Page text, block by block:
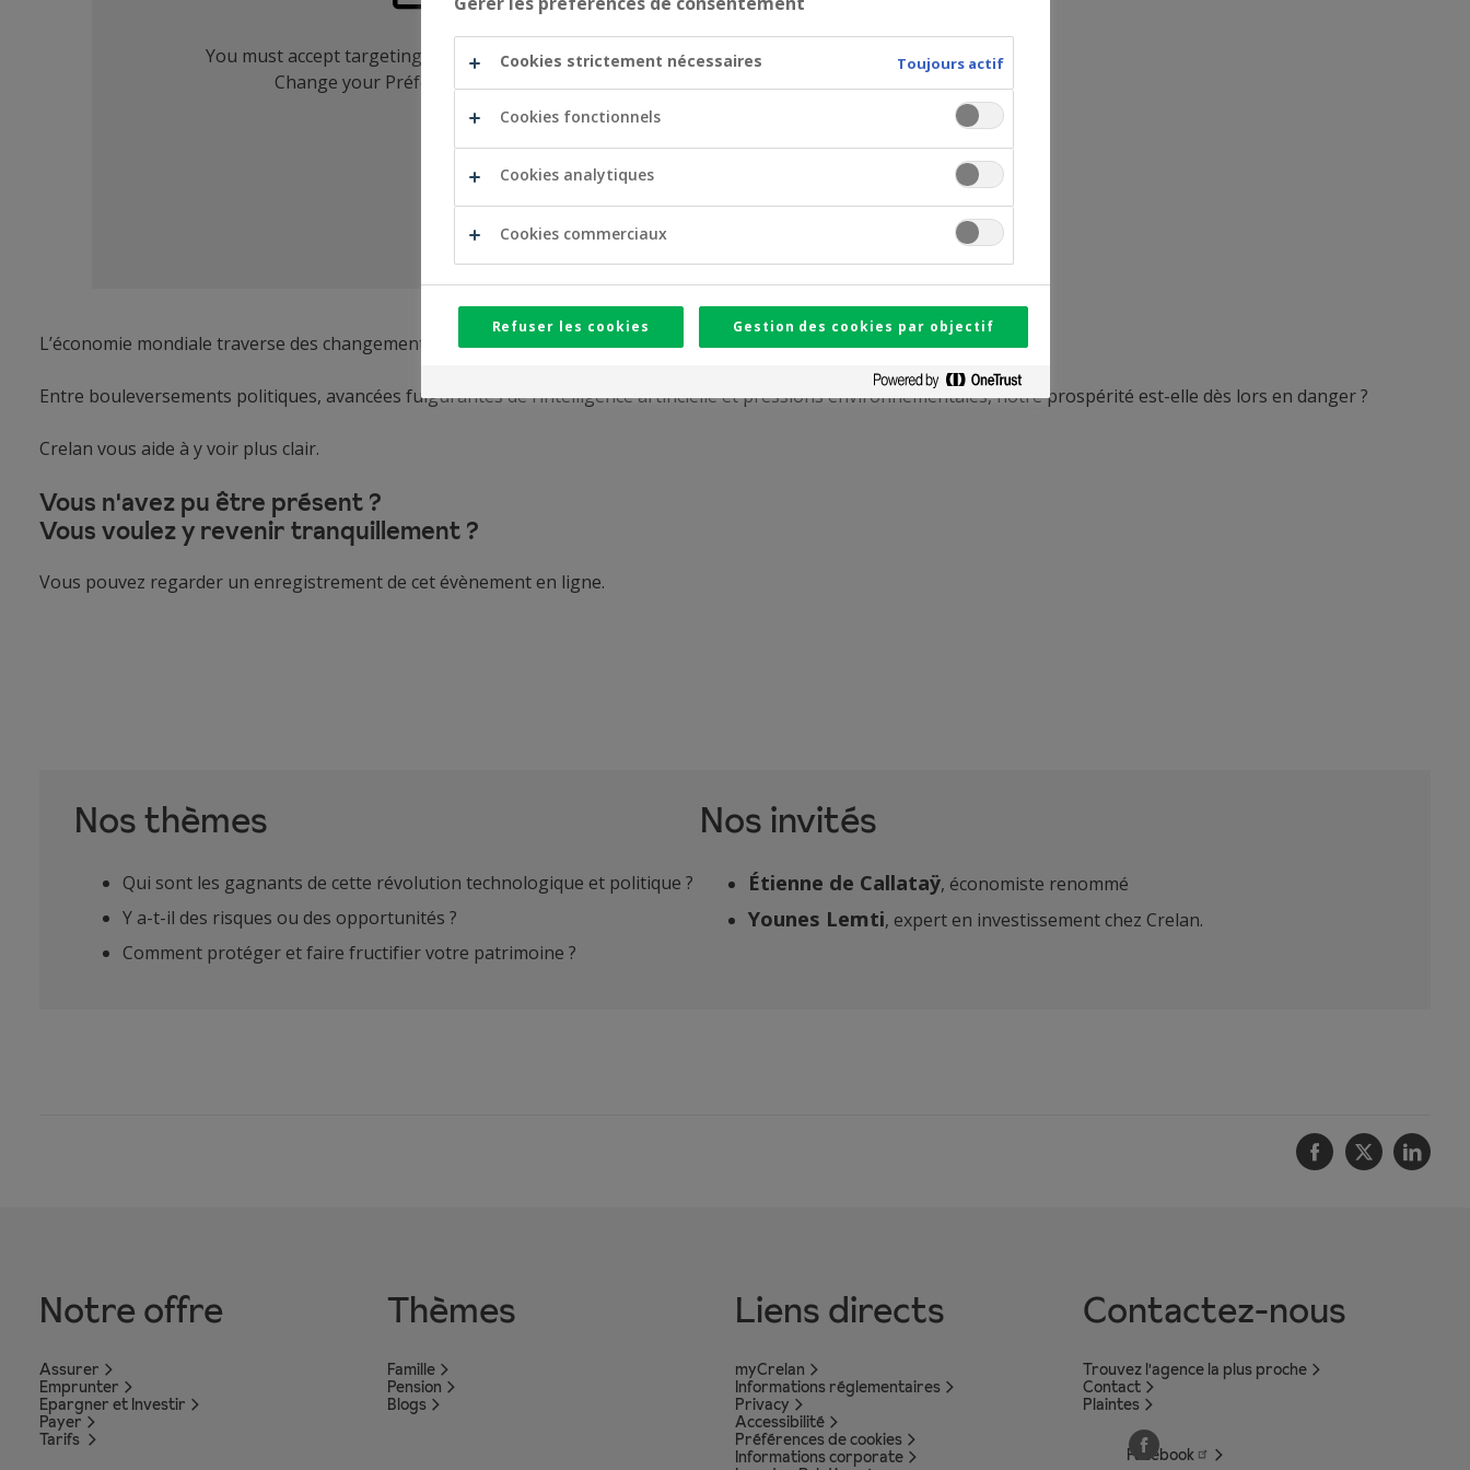
L’économie mondiale traverse des changements sans précédent.
Entre bouleversements politiques, avancées fulgurantes de l’intelligence artificielle et pressions environnementales, notre prospérité est-elle dès lors en danger ?
Crelan vous aide à y voir plus clair.
Vous n'avez pu être présent ?
Vous voulez y revenir tranquillement ?
Vous pouvez regarder un enregistrement de cet évènement en ligne.
Nos thèmes
Qui sont les gagnants de cette révolution technologique et politique ?
Y a-t-il des risques ou des opportunités ?
Comment protéger et faire fructifier votre patrimoine ?
Nos invités
Étienne de Callataÿ, économiste renommé
Younes Lemti, expert en investissement chez Crelan.
Facebook
Twitter
Notre offre
Assurer
Emprunter
Epargner et Investir
Payer
Tarifs
Thèmes
Famille
Pension
Blogs
Liens directs
myCrelan
Informations réglementaires
Privacy
Accessibilité
Préférences de cookies
Informations corporate
Contactez-nous
Trouvez l'agence la plus proche
Contact
Plaintes
Facebook
Cookies strictement nécessaires Toujours actif
Cookies fonctionnels
Cookies analytiques
Cookies commerciaux
Refuser les cookies Gestion des cookies par objectif